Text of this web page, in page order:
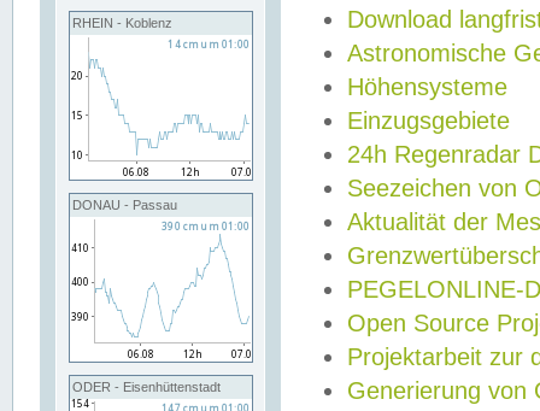
RHEIN - Koblenz
DONAU - Passau
ODER - Eisenhüttenstadt
Download
Astronomische
Höhensysteme
Einzugsgebiete
24h Regenradar
Seezeichen von
Aktualität der
PEGELONLINE-
Open Source
Projektarbeit zur
Generierung von